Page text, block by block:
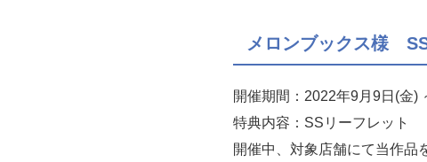
メロンブックス様
開催期間：2022年9月9日(金
特典内容：SSリーフレット
開催中、対象店舗にて当作品